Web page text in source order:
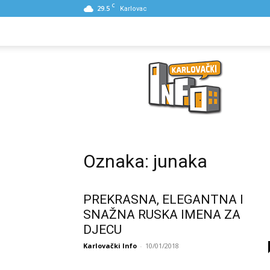
29.5 C Karlovac
Karlovački
Oznaka: junaka
PREKRASNA, ELEGANTNA I
SNAŽNA RUSKA IMENA ZA
DJECU
Karlovački Info - 10/01/2018